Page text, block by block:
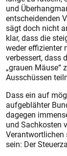
und
entscheidenden
sägt doch nicht
klar, dass die
weder effizienter
verbessert, dass
„grauen Mäuse“
Ausschüssen
Dass ein auf
aufgeblähter
dagegen
und Sachkosten
Verantwortlichen
sein: Der